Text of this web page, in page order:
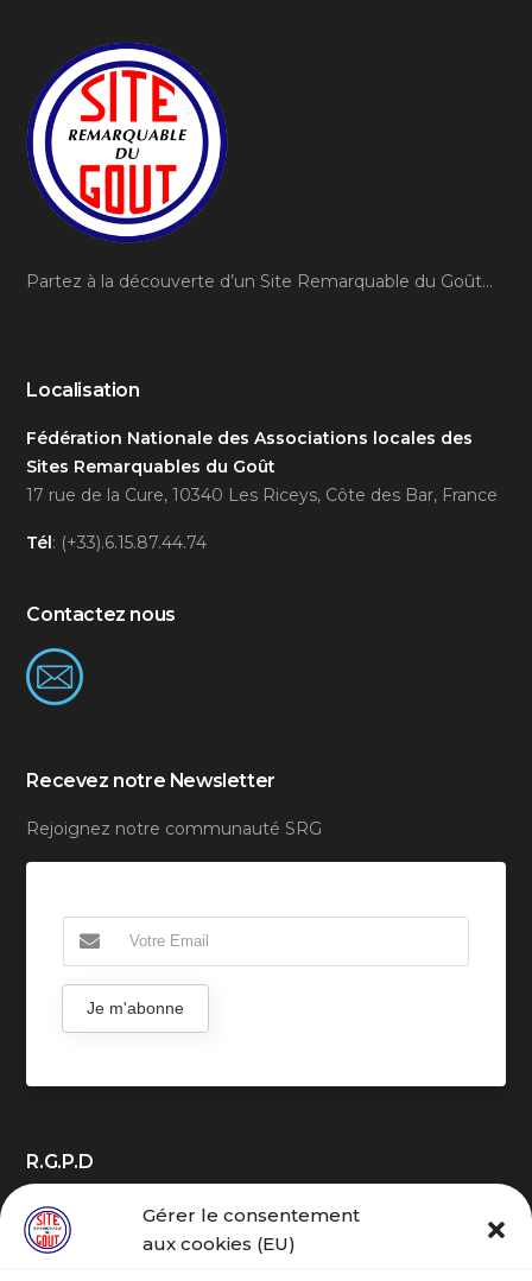
Gérer le consentement
aux cookies (EU)
Partez à la découverte d’un Site Remarquable du Goût…
Localisation
Fédération Nationale des Associations locales des
Sites Remarquables du Goût
17 rue de la Cure, 10340 Les Riceys, Côte des Bar, France
Tél: (+33).6.15.87.44.74
Contactez nous
Recevez notre Newsletter
Rejoignez notre communauté SRG
Je m'abonne
R.G.P.D